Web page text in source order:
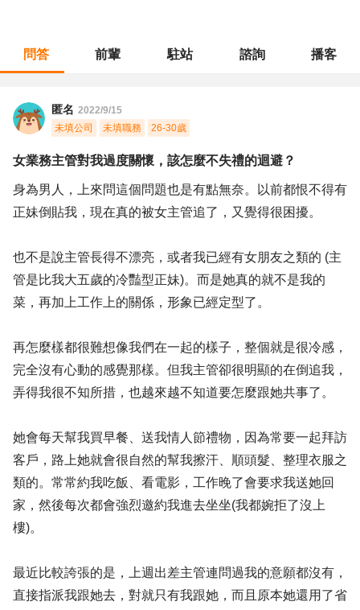
問答 前輩 駐站 諮詢 播客
匿名 2022/9/15
未填公司
未填職務 26-30歲
女業務主管對我過度關懷，該怎麼不失禮的迴避？
身為男人，上來問這個問題也是有點無奈。以前都恨不得有
正妹倒貼我，現在真的被女主管追了，又覺得很困擾。
也不是說主管長得不漂亮，或者我已經有女朋友之類的 (主
管是比我大五歲的冷豔型正妹)。而是她真的就不是我的
菜，再加上工作上的關係，形象已經定型了。
再怎麼樣都很難想像我們在一起的樣子，整個就是很冷感，
完全沒有心動的感覺那樣。但我主管卻很明顯的在倒追我，
弄得我很不知所措，也越來越不知道要怎麼跟她共事了。
她會每天幫我買早餐、送我情人節禮物，因為常要一起拜訪
客戶，路上她就會很自然的幫我擦汗、順頭髮、整理衣服之
類的。常常約我吃飯、看電影，工作晚了會要求我送她回
家，然後每次都會強烈邀約我進去坐坐(我都婉拒了沒上
樓)。
最近比較誇張的是，上週出差主管連問過我的意願都沒有，
直接指派我跟她去，對就只有我跟她，而且原本她還用了省